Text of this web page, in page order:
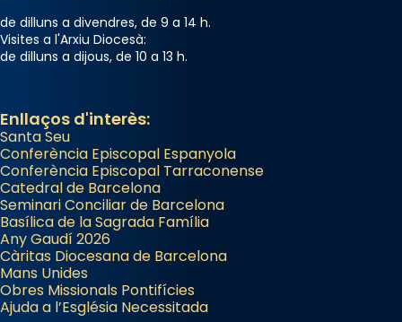
Santes a Mataró»🥵.
Photo
de dilluns a divendres, de 9 a 14 h.
Visites a l'Arxiu Diocesà:
de dilluns a dijous, de 10 a 13 h.
Enllaços d'interès:
Santa Seu
Conferència Episcopal Espanyola
Conferència Episcopal Tarraconense
Catedral de Barcelona
Seminari Conciliar de Barcelona
Basílica de la Sagrada Família
Any Gaudí 2026
Càritas Diocesana de Barcelona
Mans Unides
Obres Missionals Pontifícies
Ajuda a l’Església Necessitada